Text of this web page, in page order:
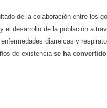
de la colaboración entre los
y el desarrollo de la población a
diarreicas y
de existencia se ha